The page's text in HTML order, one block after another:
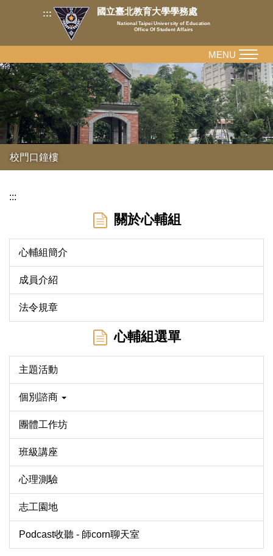
內
容
區
::: 國立臺北教育大學學務處
National Taipei University of Education
Office Of Student Affairs
校門口鐘樓
MENU
:::
關於心輔組
心輔組簡介
成員介紹
法令規章
心輔組選單
主題活動
個別諮商
團體工作坊
班級講座
心理測驗
志工園地
Podcast收聽 - 師corn聊天室